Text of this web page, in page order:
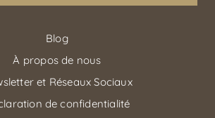
Blog
À propos de nous
et Réseaux Sociaux
de confidentialité